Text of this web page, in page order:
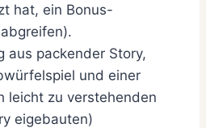
hat, ein Bonus-
aus packender Story,
und einer
leicht zu verstehenden
eigebauten)